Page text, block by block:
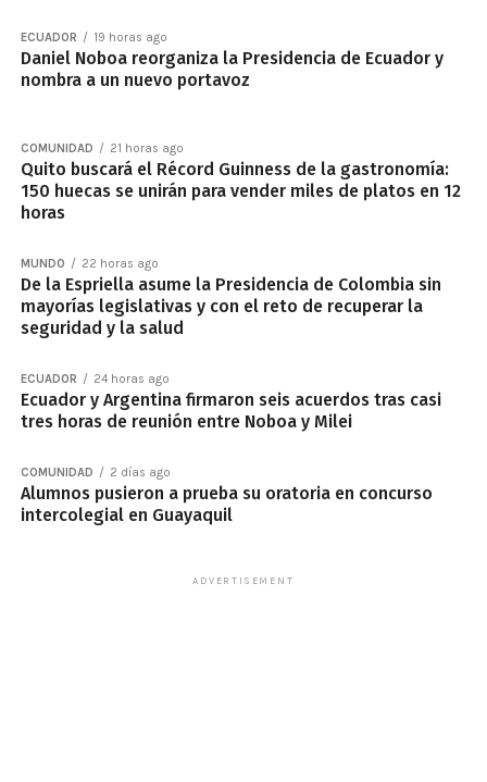
ECUADOR 19 horas ago
Daniel Noboa reorganiza la Presidencia de Ecuador y
nombra a un nuevo portavoz
COMUNIDAD 21 horas ago
Quito buscará el Récord Guinness de la gastronomía:
150 huecas se unirán para vender miles de platos en 12
horas
MUNDO 22 horas ago
De la Espriella asume la Presidencia de Colombia sin
mayorías legislativas y con el reto de recuperar la
seguridad y la salud
ECUADOR 24 horas ago
Ecuador y Argentina firmaron seis acuerdos tras casi
tres horas de reunión entre Noboa y Milei
COMUNIDAD 2 días ago
Alumnos pusieron a prueba su oratoria en concurso
intercolegial en Guayaquil
ADVERTISEMENT